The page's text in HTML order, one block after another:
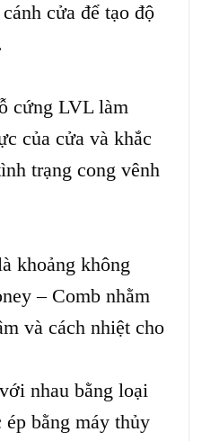
cửa để tạo độ
cứng LVL làm
của cửa và khắc
trạng cong vênh
khoảng không
– Comb nhằm
và cách nhiệt cho
nhau bằng loại
bằng máy thủy